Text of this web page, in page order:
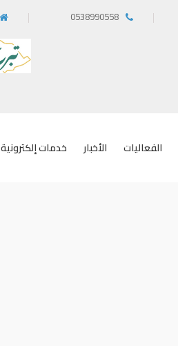
0538990558‬
الفعاليات الأخبار خدمات إلكترونية